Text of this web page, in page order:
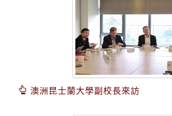
澳洲昆士蘭大學副校長來訪